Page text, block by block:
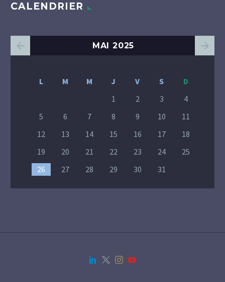
CALENDRIER
MAI 2025
L M M J V S
D
1
2 3
4
5
6 7 8 9 10
11
12
13 14 15 16 17
18
19
20 21 22 23 24
25
26
27 28 29 30 31